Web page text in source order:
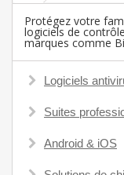
Protégez votre
logiciels de
marques comme
Logiciels
Suites
Android & iOS